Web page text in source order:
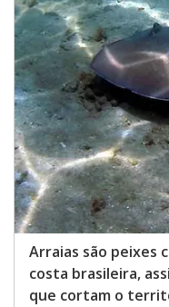
Arraias são peixes
costa brasileira,
que cortam o